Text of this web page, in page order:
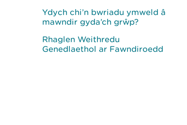
Ydych chi’n bwriadu ymweld â
mawndir gyda’ch grŵp?
Rhaglen Weithredu
Genedlaethol ar Fawndiroedd